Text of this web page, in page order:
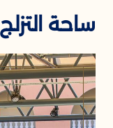
ساحة التزلج